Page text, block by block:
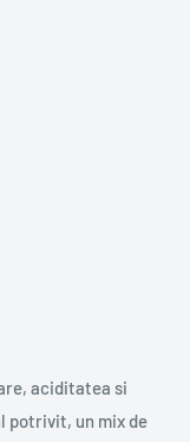
aciditatea si
potrivit, un mix de